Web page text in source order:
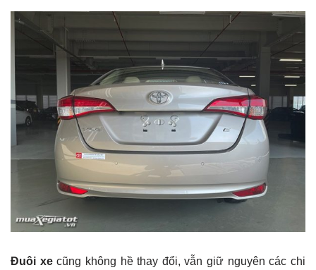
Đuôi xecũng không hề thay đổi, vẫn giữ nguyên các chi